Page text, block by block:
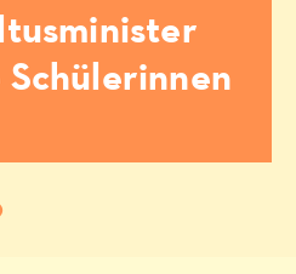
Schülerinnen